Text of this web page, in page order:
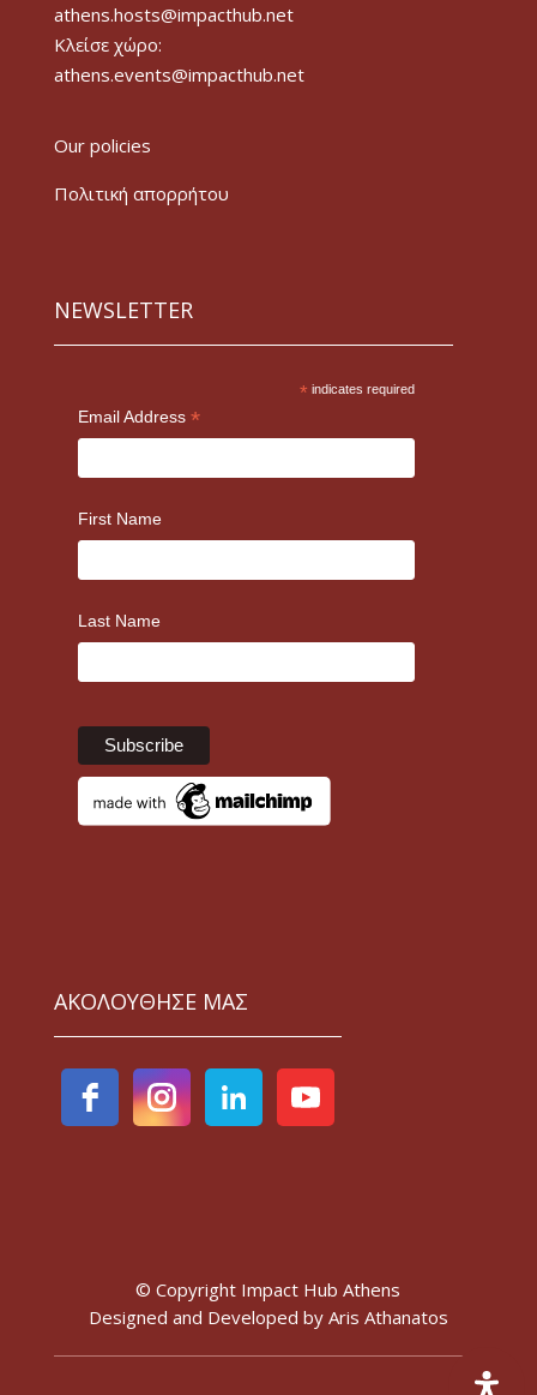
athens.hosts@impacthub.net
Κλείσε χώρο:
athens.events@impacthub.net
Our policies
Πολιτική απορρήτου
NEWSLETTER
* indicates required
Email Address *
First Name
Last Name
ΑΚΟΛΟΥΘΗΣΕ ΜΑΣ
© Copyright Impact Hub Athens
Designed and Developed by Aris Athanatos